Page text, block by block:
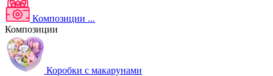
Композиции ...
Композиции
Коробки с макарунами